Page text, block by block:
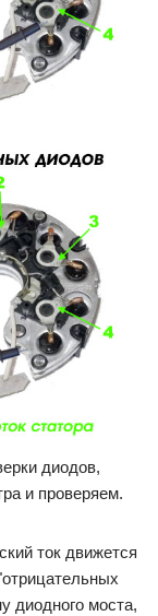
диодов,
и проверяем.
ток движется
диодного моста,